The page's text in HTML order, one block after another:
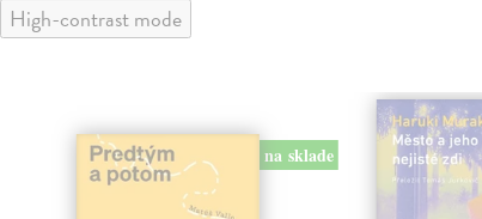
High-contrast mode
na sklade